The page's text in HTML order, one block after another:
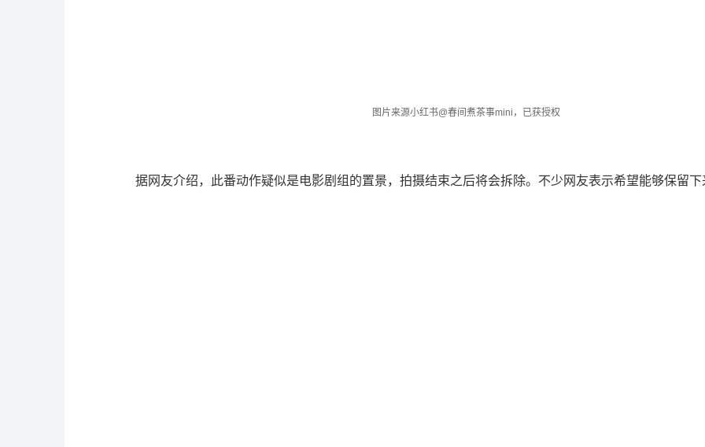
图片来源小红书@春间煮茶事mini，已获授权
据网友介绍，此番动作疑似是电影剧组的置景，拍摄结束之后将会拆除。不少网友表示希望能够保留下